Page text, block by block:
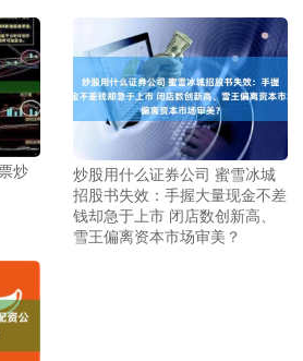
炒
炒股用什么证券公司 蜜雪冰城
招股书失效：手握大量现金不差
钱却急于上市 闭店数创新高、
雪王偏离资本市场审美？